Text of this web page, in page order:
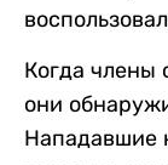
Когда члены
они
Нападавшие